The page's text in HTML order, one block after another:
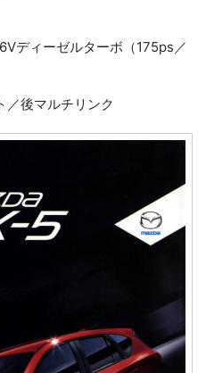
ディーゼルターボ（175ps／
／後マルチリンク